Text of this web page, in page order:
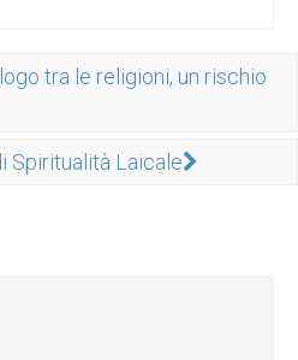
tra le religioni, un rischio
Spiritualità Laicale